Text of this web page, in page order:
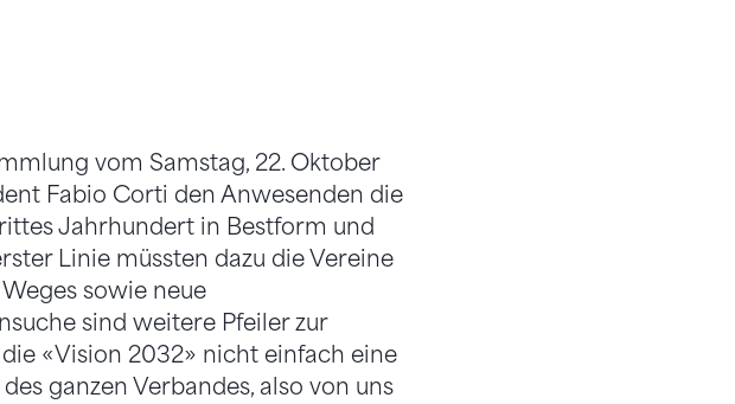
vom Samstag, 22. Oktober
Fabio Corti den Anwesenden die
Jahrhundert in Bestform und
Linie müssten dazu die Vereine
sowie neue
sind weitere Pfeiler zur
«Vision 2032» nicht einfach eine
ganzen Verbandes, also von uns